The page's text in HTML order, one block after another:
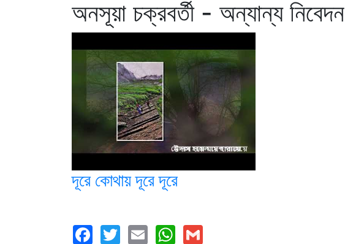
অনসূয়া চক্রবর্তী - অন্যান্য নিবেদন
দূরে কোথায় দূরে দূরে